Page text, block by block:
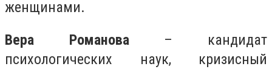
женщинами.
Вера Романова– кандидат
психологических наук, кризисный